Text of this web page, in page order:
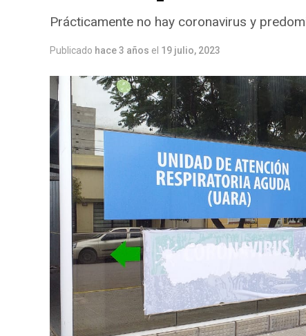
Prácticamente no hay coronavirus y
Publicado hace 3 años el 19 julio, 2023